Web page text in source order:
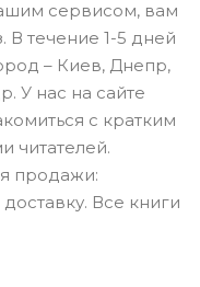
сервисом, вам
В течение 1-5 дней
– Киев, Днепр,
У нас на сайте
с кратким
читателей.
продажи:
Все книги